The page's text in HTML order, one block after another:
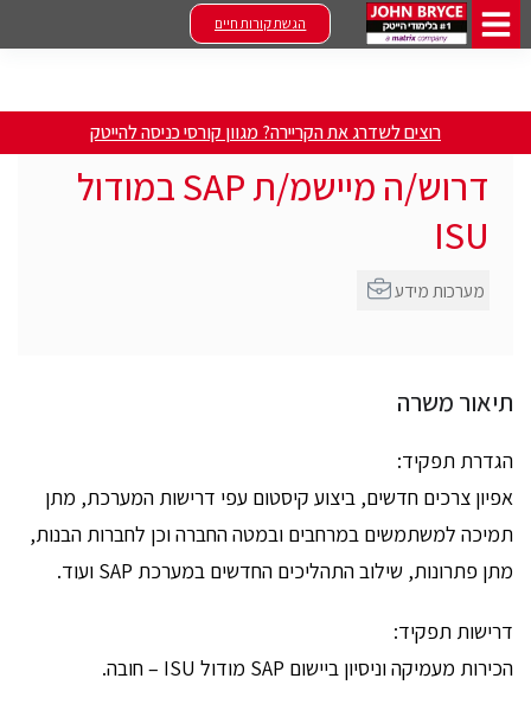
הגשת קורות חיים
רוצים לשדרג את הקריירה? מגוון קורסי כניסה להייטק
דרוש/ה מיישמ/ת SAP במודול
ISU
תיאור משרה
הגדרת תפקיד:
אפיון צרכים חדשים, ביצוע קיסטום עפי דרישות המערכת, מתן
תמיכה למשתמשים במרחבים ובמטה החברה וכן לחברות הבנות,
מתן פתרונות, שילוב התהליכים החדשים במערכת SAP ועוד.
דרישות תפקיד:
הכירות מעמיקה וניסיון ביישום SAP מודול ISU – חובה.